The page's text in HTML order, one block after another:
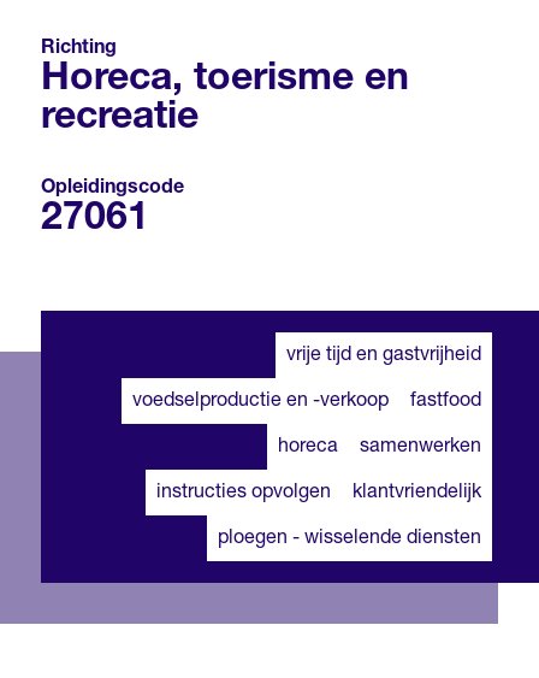
Richting
Horeca, toerisme en
recreatie
Opleidingscode
27061
vrije tijd en gastvrijheid
voedselproductie en -verkoop fastfood
horeca samenwerken
instructies opvolgen klantvriendelijk
ploegen - wisselende diensten